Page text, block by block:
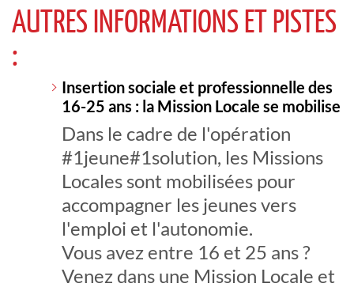
AUTRES INFORMATIONS ET PISTES
:
Insertion sociale et professionnelle des
16-25 ans : la Mission Locale se mobilise
Dans le cadre de l'opération
#1jeune#1solution, les Missions
Locales sont mobilisées pour
accompagner les jeunes vers
l'emploi et l'autonomie.
Vous avez entre 16 et 25 ans ?
Venez dans une Mission Locale et